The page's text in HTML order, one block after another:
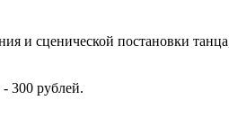
и сценической постановки
300 рублей.